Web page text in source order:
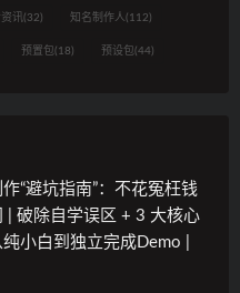
资讯(32) 知名制作人(112)
预置包(18) 预设包(44)
“避坑指南”：不花冤枉钱
| 破除自学误区 + 3 大核心
小白到独立完成Demo |